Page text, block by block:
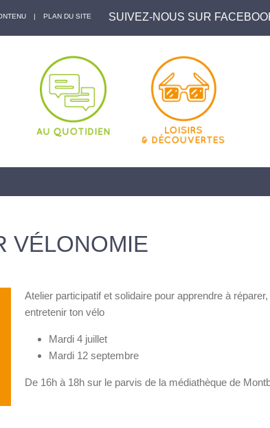
| PLAN DU SITE SUIVEZ-NOUS SUR
VÉLONOMIE
Atelier participatif et solidaire pour apprendre à
entretenir ton vélo
Mardi 4 juillet
Mardi 12 septembre
De 16h à 18h sur le parvis de la médiathèque de